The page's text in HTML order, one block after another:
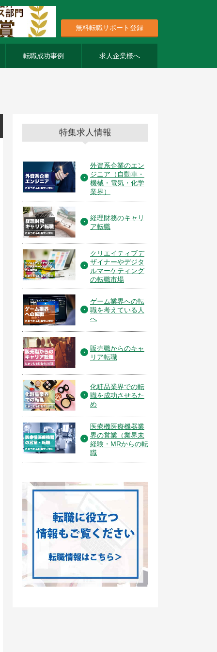
無料転職サポート登録
転職成功事例 求人企業様へ
特集求人情報
外資系企業のエン
ジニア（自動車・
機械・電気・化学
業界）
経理財務のキャリ
ア転職
クリエイティブデ
ザイナーやデジタ
ルマーケティング
の転職市場
ゲーム業界への転
職を考えている人
へ
販売職からのキャ
リア転職
化粧品業界での転
職を成功させるた
め
医療機医療機器業
界の営業（業界未
経験・MRからの転
職